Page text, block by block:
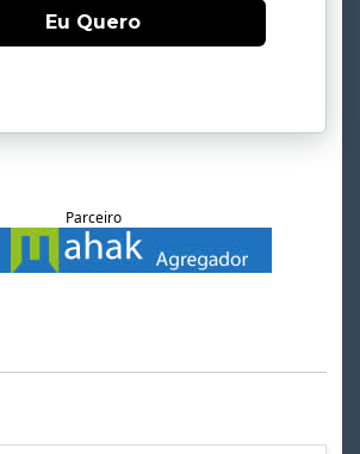
Eu Quero
Parceiro